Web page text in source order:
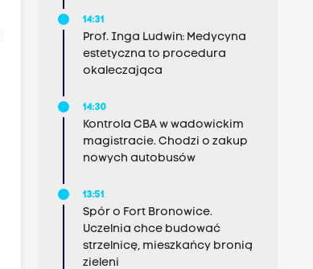
14:31
Prof. Inga Ludwin: Medycyna
estetyczna to procedura
okaleczająca
14:30
Kontrola CBA w wadowickim
magistracie. Chodzi o zakup
nowych autobusów
13:51
Spór o Fort Bronowice.
Uczelnia chce budować
strzelnicę, mieszkańcy bronią
zieleni